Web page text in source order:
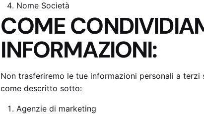
Nome Società
COME
INFORMAZIONI:
Non trasferiremo le tue informazioni personali a
come descritto sotto:
Agenzie di marketing